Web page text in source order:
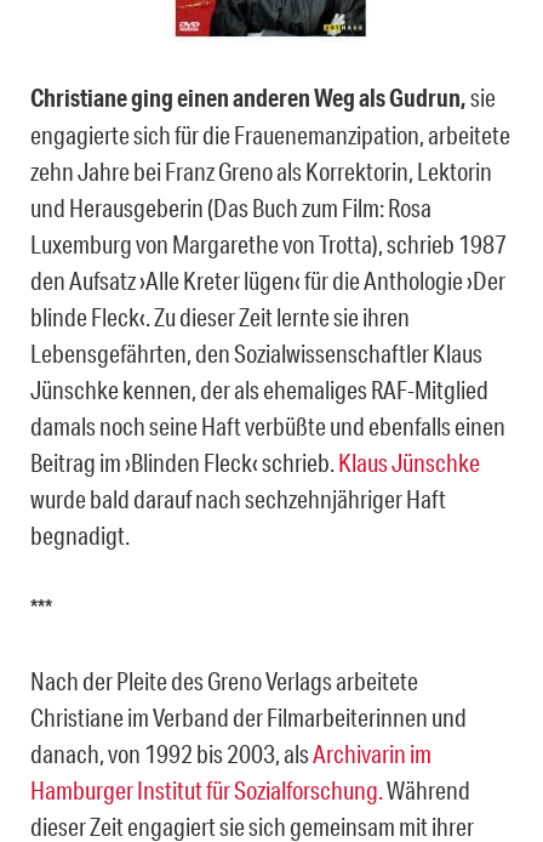
Christiane ging einen anderen Weg als Gudrun,sie
engagierte sich für die Frauenemanzipation, arbeitete
zehn Jahre bei Franz Greno als Korrektorin, Lektorin
und Herausgeberin (Das Buch zum Film: Rosa
Luxemburg von Margarethe von Trotta), schrieb 1987
den Aufsatz ›Alle Kreter lügen‹ für die Anthologie ›Der
blinde Fleck‹. Zu dieser Zeit lernte sie ihren
Lebensgefährten, den Sozialwissenschaftler Klaus
Jünschke kennen, der als ehemaliges RAF-Mitglied
damals noch seine Haft verbüßte und ebenfalls einen
Beitrag im ›Blinden Fleck‹ schrieb.Klaus Jünschke
wurde bald darauf nach sechzehnjähriger Haft
begnadigt.
***
Nach der Pleite des Greno Verlags arbeitete
Christiane im Verband der Filmarbeiterinnen und
danach, von 1992 bis 2003, alsArchivarin im
Hamburger Institut für Sozialforschung.Während
dieser Zeit engagiert sie sich gemeinsam mit ihrer